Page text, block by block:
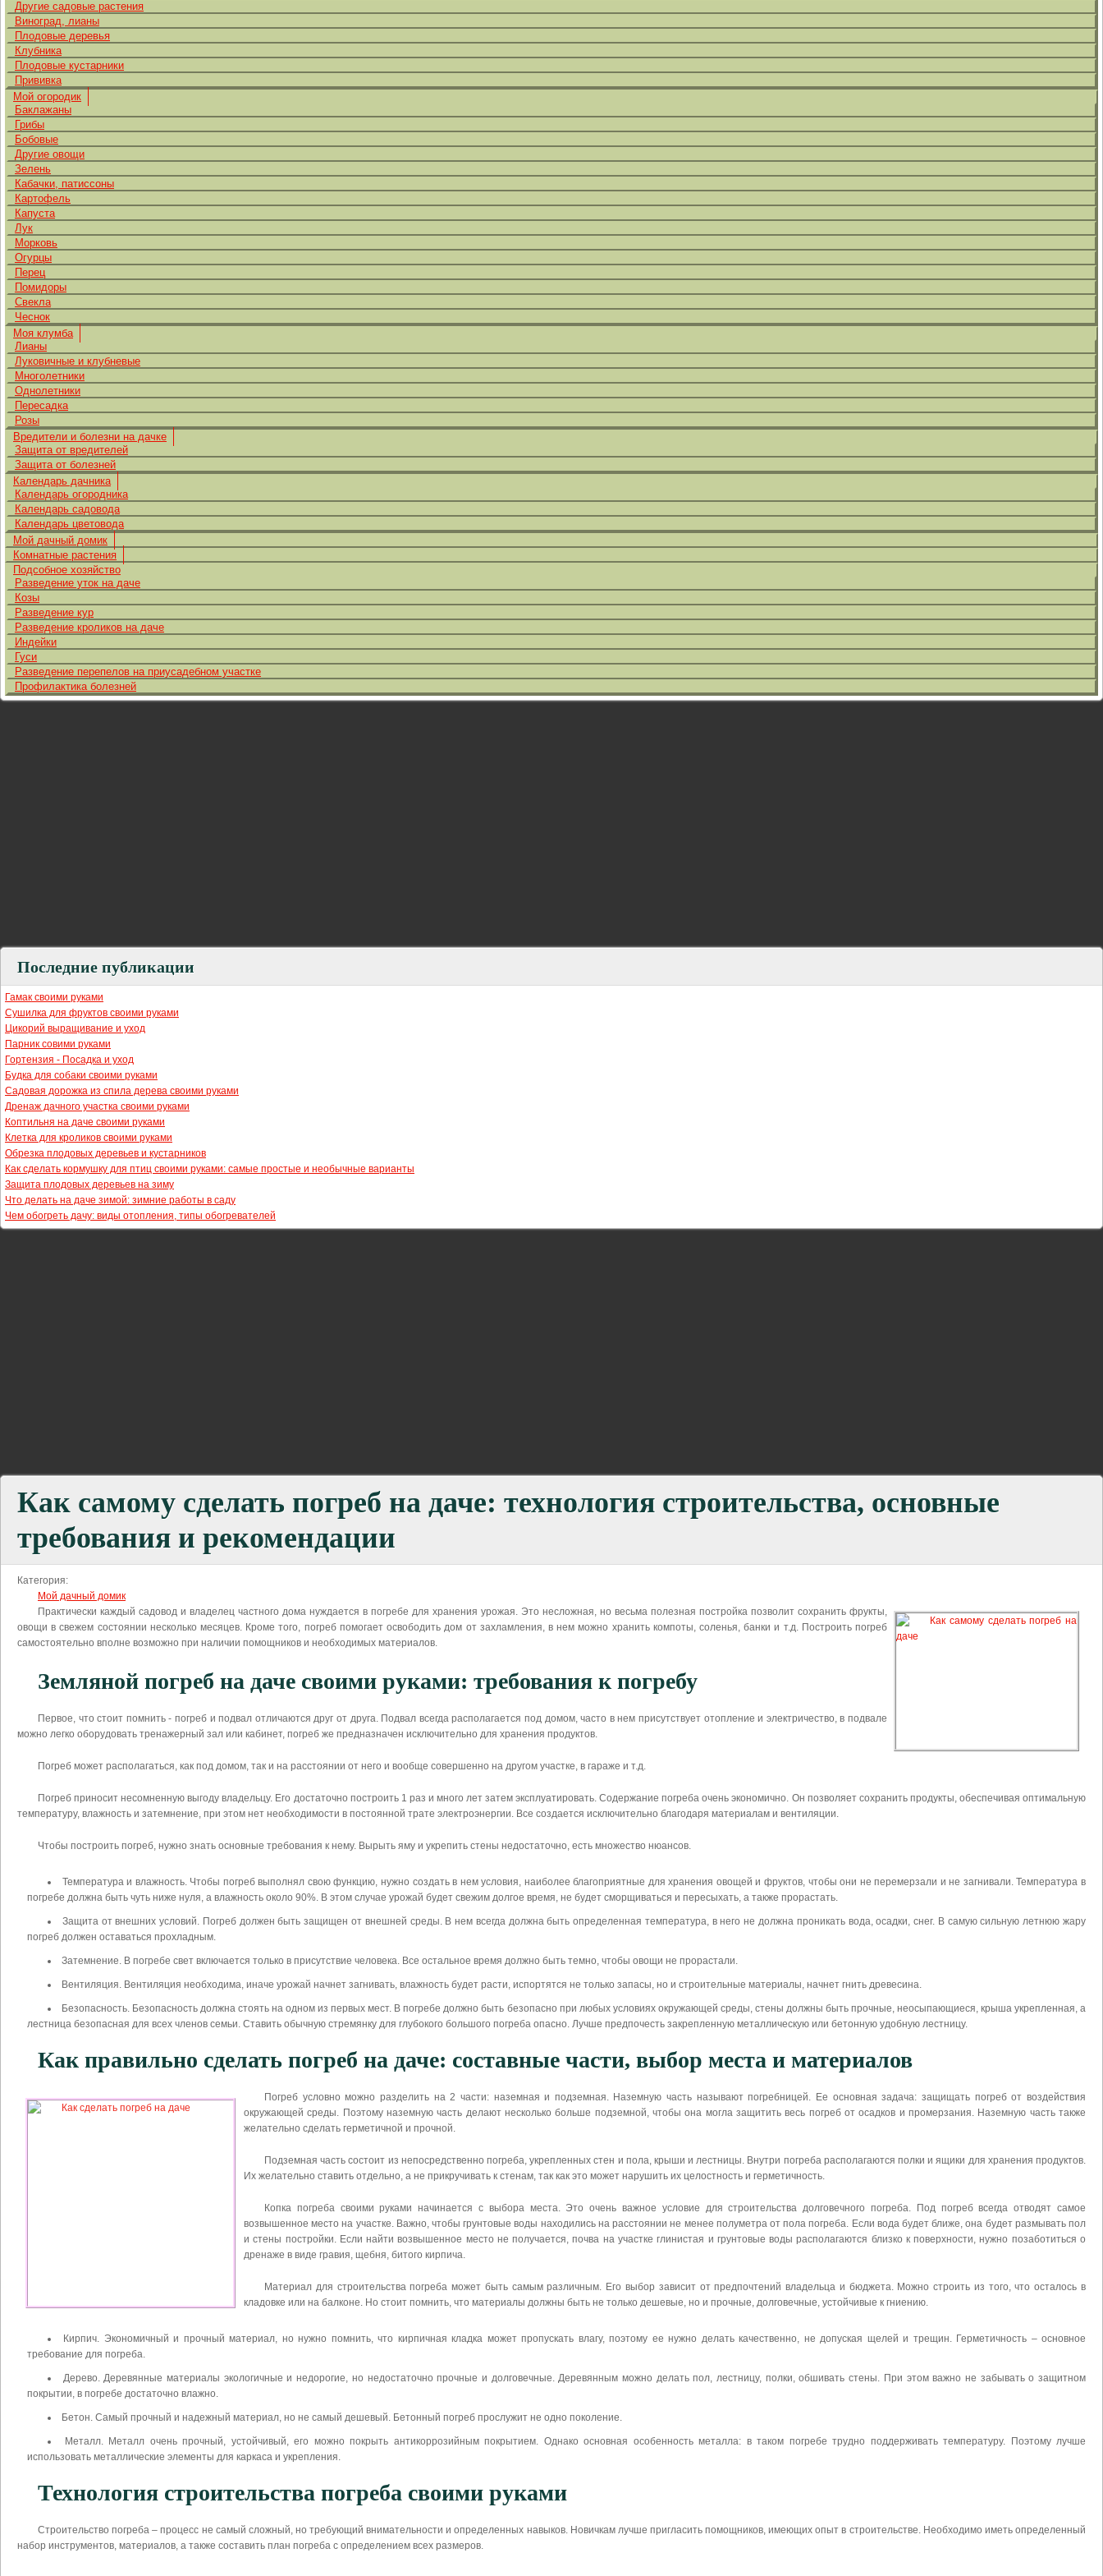
Другие садовые растения
Виноград, лианы
Плодовые деревья
Клубника
Плодовые кустарники
Прививка
Мой огородик
Баклажаны
Грибы
Бобовые
Другие овощи
Зелень
Кабачки, патиссоны
Картофель
Капуста
Лук
Морковь
Огурцы
Перец
Помидоры
Свекла
Чеснок
Моя клумба
Лианы
Луковичные и клубневые
Многолетники
Однолетники
Пересадка
Розы
Вредители и болезни на дачке
Защита от вредителей
Защита от болезней
Календарь дачника
Календарь огородника
Календарь садовода
Календарь цветовода
Мой дачный домик
Комнатные растения
Подсобное хозяйство
Разведение уток на даче
Козы
Разведение кур
Разведение кроликов на даче
Индейки
Гуси
Разведение перепелов на приусадебном участке
Профилактика болезней
Последние публикации
Гамак своими руками
Сушилка для фруктов своими руками
Цикорий выращивание и уход
Парник совими руками
Гортензия - Посадка и уход
Будка для собаки своими руками
Садовая дорожка из спила дерева своими руками
Дренаж дачного участка своими руками
Коптильня на даче своими руками
Клетка для кроликов своими руками
Обрезка плодовых деревьев и кустарников
Как сделать кормушку для птиц своими руками: самые простые и необычные варианты
Защита плодовых деревьев на зиму
Что делать на даче зимой: зимние работы в саду
Чем обогреть дачу: виды отопления, типы обогревателей
Как самому сделать погреб на даче: технология строительства, основные
требования и рекомендации
Категория:
Мой дачный домик
Практически каждый садовод и владелец частного дома нуждается в погребе для хранения урожая. Это несложная, но весьма полезная постройка позволит сохранить фрукты,
овощи в свежем состоянии несколько месяцев. Кроме того, погреб помогает освободить дом от захламления, в нем можно хранить компоты, соленья, банки и т.д. Построить погреб
самостоятельно вполне возможно при наличии помощников и необходимых материалов.
Земляной погреб на даче своими руками: требования к погребу
​Первое, что стоит помнить - погреб и подвал отличаются друг от друга. Подвал всегда располагается под домом, часто в нем присутствует отопление и электричество, в подвале
можно легко оборудовать тренажерный зал или кабинет, погреб же предназначен исключительно для хранения продуктов.
Погреб может располагаться, как под домом, так и на расстоянии от него и вообще совершенно на другом участке, в гараже и т.д.
Погреб приносит несомненную выгоду владельцу. Его достаточно построить 1 раз и много лет затем эксплуатировать. Содержание погреба очень экономично. Он позволяет сохранить продукты, обеспечивая оптимальную
температуру, влажность и затемнение, при этом нет необходимости в постоянной трате электроэнергии. Все создается исключительно благодаря материалам и вентиляции.
Чтобы построить погреб, нужно знать основные требования к нему. Вырыть яму и укрепить стены недостаточно, есть множество нюансов.
Температура и влажность. Чтобы погреб выполнял свою функцию, нужно создать в нем условия, наиболее благоприятные для хранения овощей и фруктов, чтобы они не перемерзали и не загнивали. Температура в
погребе должна быть чуть ниже нуля, а влажность около 90%. В этом случае урожай будет свежим долгое время, не будет сморщиваться и пересыхать, а также прорастать.
Защита от внешних условий. Погреб должен быть защищен от внешней среды. В нем всегда должна быть определенная температура, в него не должна проникать вода, осадки, снег. В самую сильную летнюю жару
погреб должен оставаться прохладным.
Затемнение. В погребе свет включается только в присутствие человека. Все остальное время должно быть темно, чтобы овощи не прорастали.
Вентиляция. Вентиляция необходима, иначе урожай начнет загнивать, влажность будет расти, испортятся не только запасы, но и строительные материалы, начнет гнить древесина.
Безопасность. Безопасность должна стоять на одном из первых мест. В погребе должно быть безопасно при любых условиях окружающей среды, стены должны быть прочные, неосыпающиеся, крыша укрепленная, а
лестница безопасная для всех членов семьи. Ставить обычную стремянку для глубокого большого погреба опасно. Лучше предпочесть закрепленную металлическую или бетонную удобную лестницу.
Как правильно сделать погреб на даче: составные части, выбор места и материалов
Погреб условно можно разделить на 2 части: наземная и подземная. Наземную часть называют погребницей. Ее основная задача: защищать погреб от воздействия
окружающей среды. Поэтому наземную часть делают несколько больше подземной, чтобы она могла защитить весь погреб от осадков и промерзания. Наземную часть также
желательно сделать герметичной и прочной.
Подземная часть состоит из непосредственно погреба, укрепленных стен и пола, крыши и лестницы. Внутри погреба располагаются полки и ящики для хранения продуктов.
Их желательно ставить отдельно, а не прикручивать к стенам, так как это может нарушить их целостность и герметичность.
Копка погреба своими руками начинается с выбора места. Это очень важное условие для строительства долговечного погреба. Под погреб всегда отводят самое
возвышенное место на участке. Важно, чтобы грунтовые воды находились на расстоянии не менее полуметра от пола погреба. Если вода будет ближе, она будет размывать пол
и стены постройки. Если найти возвышенное место не получается, почва на участке глинистая и грунтовые воды располагаются близко к поверхности, нужно позаботиться о
дренаже в виде гравия, щебня, битого кирпича.
Материал для строительства погреба может быть самым различным. Его выбор зависит от предпочтений владельца и бюджета. Можно строить из того, что осталось в
кладовке или на балконе. Но стоит помнить, что материалы должны быть не только дешевые, но и прочные, долговечные, устойчивые к гниению.
Кирпич. Экономичный и прочный материал, но нужно помнить, что кирпичная кладка может пропускать влагу, поэтому ее нужно делать качественно, не допуская щелей и трещин. Герметичность – основное
требование для погреба.
Дерево. Деревянные материалы экологичные и недорогие, но недостаточно прочные и долговечные. Деревянным можно делать пол, лестницу, полки, обшивать стены. При этом важно не забывать о защитном
покрытии, в погребе достаточно влажно.
Бетон. Самый прочный и надежный материал, но не самый дешевый. Бетонный погреб прослужит не одно поколение.
Металл. Металл очень прочный, устойчивый, его можно покрыть антикоррозийным покрытием. Однако основная особенность металла: в таком погребе трудно поддерживать температуру. Поэтому лучше
использовать металлические элементы для каркаса и укрепления.
Технология строительства погреба своими руками
Строительство погреба – процесс не самый сложный, но требующий внимательности и определенных навыков. Новичкам лучше пригласить помощников, имеющих опыт в строительстве. Необходимо иметь определенный
набор инструментов, материалов, а также составить план погреба с определением всех размеров.